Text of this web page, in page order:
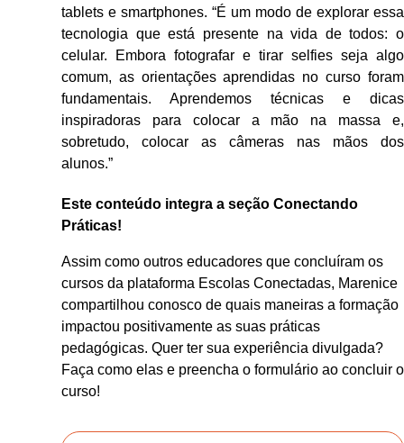
tablets e smartphones. “É um modo de explorar essa
tecnologia que está presente na vida de todos: o
celular. Embora fotografar e tirar selfies seja algo
comum, as orientações aprendidas no curso foram
fundamentais. Aprendemos técnicas e dicas
inspiradoras para colocar a mão na massa e,
sobretudo, colocar as câmeras nas mãos dos
alunos.”
Este conteúdo integra a seção Conectando
Práticas!
Assim como outros educadores que concluíram os
cursos da plataforma Escolas Conectadas, Marenice
compartilhou conosco de quais maneiras a formação
impactou positivamente as suas práticas
pedagógicas. Quer ter sua experiência divulgada?
Faça como elas e preencha o formulário ao concluir o
curso!